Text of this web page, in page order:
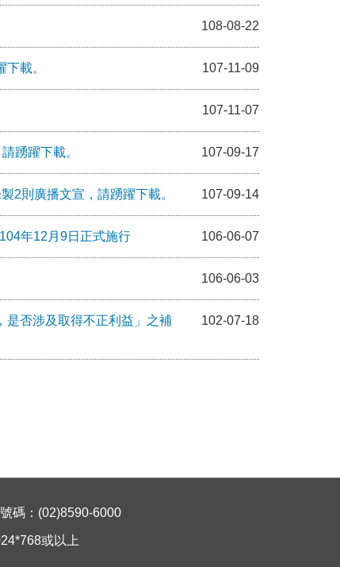
108-08-22
載。 107-11-09
107-11-07
踴躍下載。 107-09-17
2則廣播文宣，請踴躍下載。 107-09-14
年12月9日正式施行 106-06-07
106-06-03
是否涉及取得不正利益」之補
102-07-18
碼：(02)8590-6000
或以上